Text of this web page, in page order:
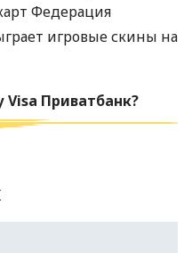
Федерация
игровые скины на
Приватбанк?